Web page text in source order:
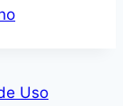
Uso